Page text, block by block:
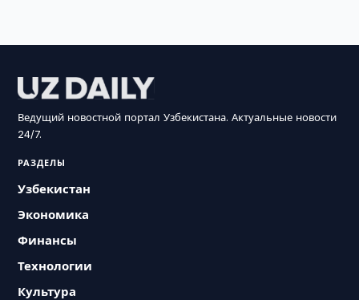
Ведущий новостной портал Узбекистана. Актуальные новости
24/7.
РАЗДЕЛЫ
Узбекистан
Экономика
Финансы
Технологии
Культура